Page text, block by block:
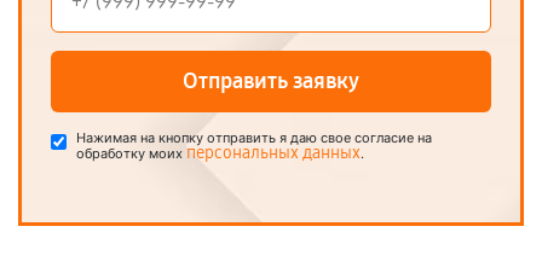
Отправить заявку
Нажимая на кнопку отправить я даю свое согласие на
обработку моих персональных данных.